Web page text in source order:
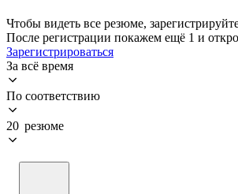
Чтобы видеть все резюме,
После регистрации покажем ещё 1 и
Зарегистрироваться
За всё время
По соответствию
20 резюме